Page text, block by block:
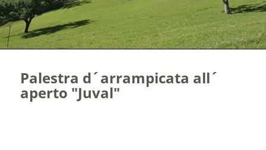
Palestra d´arrampicata all´
aperto "Juval"